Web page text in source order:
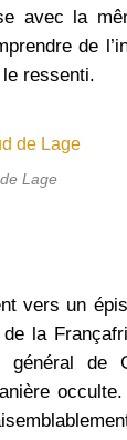
avec la
de
ressenti.
Lage
vers un
la
de
occulte.